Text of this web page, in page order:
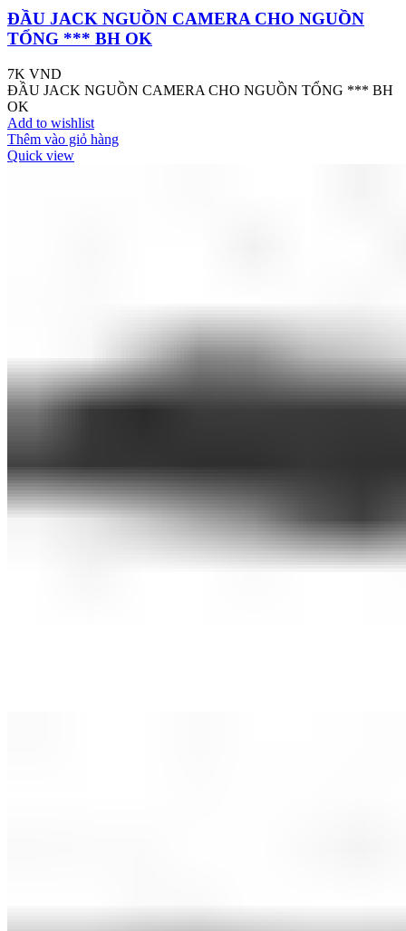
ĐẦU JACK NGUỒN CAMERA CHO NGUỒN
TỔNG *** BH OK
7K VND
ĐẦU JACK NGUỒN CAMERA CHO NGUỒN TỔNG *** BH
OK
Add to wishlist
Thêm vào giỏ hàng
Quick view